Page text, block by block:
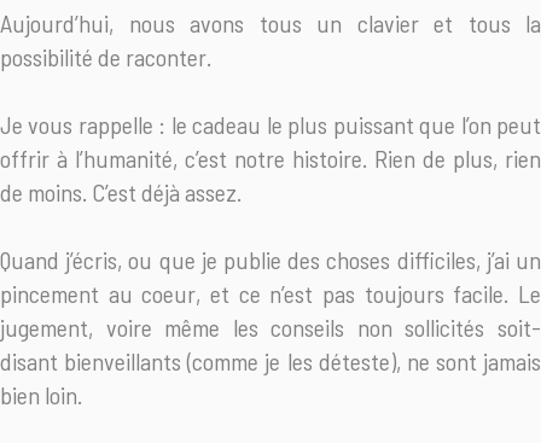
Aujourd’hui, nous avons tous un clavier et tous la
possibilité de raconter.
Je vous rappelle : le cadeau le plus puissant que l’on peut
offrir à l’humanité, c’est notre histoire. Rien de plus, rien
de moins. C’est déjà assez.
Quand j’écris, ou que je publie des choses difficiles, j’ai un
pincement au coeur, et ce n’est pas toujours facile. Le
jugement, voire même les conseils non sollicités soit-
disant bienveillants (comme je les déteste), ne sont jamais
bien loin.